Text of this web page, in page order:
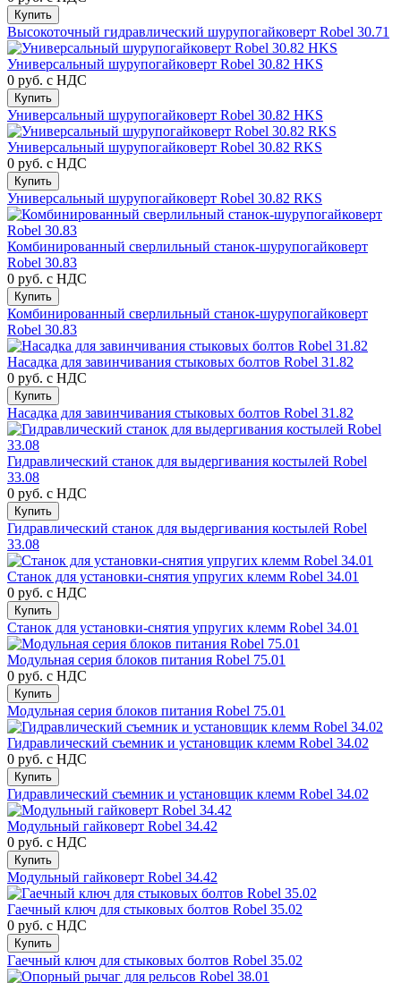
Купить
Высокоточный гидравлический шурупогайковерт Robel 30.71
Универсальный шурупогайковерт Robel 30.82 HKS
0 руб. с НДС
Купить
Универсальный шурупогайковерт Robel 30.82 HKS
Универсальный шурупогайковерт Robel 30.82 RKS
0 руб. с НДС
Купить
Универсальный шурупогайковерт Robel 30.82 RKS
Комбинированный сверлильный станок-шурупогайковерт
Robel 30.83
0 руб. с НДС
Купить
Комбинированный сверлильный станок-шурупогайковерт
Robel 30.83
Насадка для завинчивания стыковых болтов Robel 31.82
0 руб. с НДС
Купить
Насадка для завинчивания стыковых болтов Robel 31.82
Гидравлический станок для выдергивания костылей Robel
33.08
0 руб. с НДС
Купить
Гидравлический станок для выдергивания костылей Robel
33.08
Станок для установки-снятия упругих клемм Robel 34.01
0 руб. с НДС
Купить
Станок для установки-снятия упругих клемм Robel 34.01
Модульная серия блоков питания Robel 75.01
0 руб. с НДС
Купить
Модульная серия блоков питания Robel 75.01
Гидравлический съемник и установщик клемм Robel 34.02
0 руб. с НДС
Купить
Гидравлический съемник и установщик клемм Robel 34.02
Модульный гайковерт Robel 34.42
0 руб. с НДС
Купить
Модульный гайковерт Robel 34.42
Гаечный ключ для стыковых болтов Robel 35.02
0 руб. с НДС
Купить
Гаечный ключ для стыковых болтов Robel 35.02